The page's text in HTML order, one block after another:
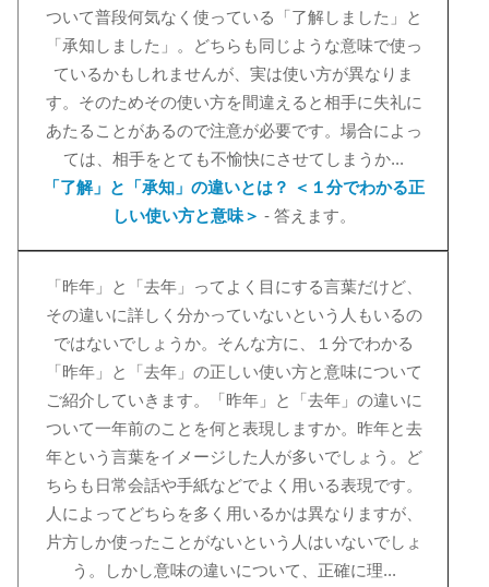
ついて普段何気なく使っている「了解しました」と
「承知しました」。どちらも同じような意味で使っ
ているかもしれませんが、実は使い方が異なりま
す。そのためその使い方を間違えると相手に失礼に
あたることがあるので注意が必要です。場合によっ
ては、相手をとても不愉快にさせてしまうか...
「了解」と「承知」の違いとは？ ＜１分でわかる正
しい使い方と意味＞ - 答えます。
「昨年」と「去年」ってよく目にする言葉だけど、
その違いに詳しく分かっていないという人もいるの
ではないでしょうか。そんな方に、１分でわかる
「昨年」と「去年」の正しい使い方と意味について
ご紹介していきます。「昨年」と「去年」の違いに
ついて一年前のことを何と表現しますか。昨年と去
年という言葉をイメージした人が多いでしょう。ど
ちらも日常会話や手紙などでよく用いる表現です。
人によってどちらを多く用いるかは異なりますが、
片方しか使ったことがないという人はいないでしょ
う。しかし意味の違いについて、正確に理...